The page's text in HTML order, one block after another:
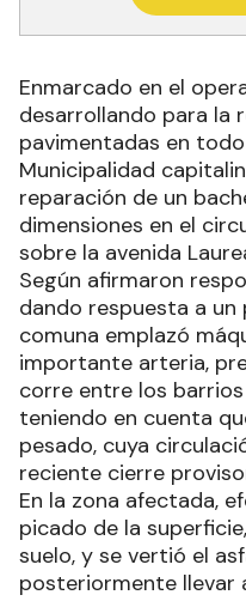
Enmarcado en el
desarrollando para la
pavimentadas en
Municipalidad
reparación de un
dimensiones en el
sobre la avenida
Según afirmaron
dando respuesta a un
comuna emplazó
importante arteria,
corre entre los barrios
teniendo en cuenta
pesado, cuya
reciente cierre
En la zona afectada,
picado de la
suelo, y se vertió el
posteriormente llevar